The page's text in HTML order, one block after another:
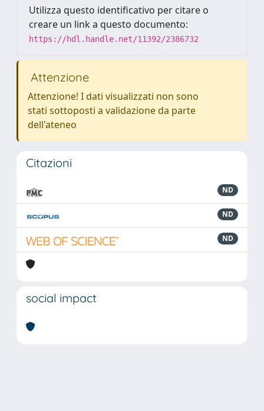
Utilizza questo identificativo per citare o
creare un link a questo documento:
https://hdl.handle.net/11392/2386732
Attenzione
Attenzione! I dati visualizzati non sono
stati sottoposti a validazione da parte
dell'ateneo
Citazioni
ND
ND
ND
social impact